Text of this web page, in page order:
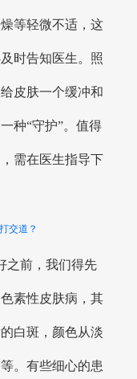
等轻微不适，这
时告知医生。照
皮肤一个缓冲和
种“守护”。值得
需在医生指导下
交道？
之前，我们得先
素性皮肤病，其
白斑，颜色从淡
。有些细心的患